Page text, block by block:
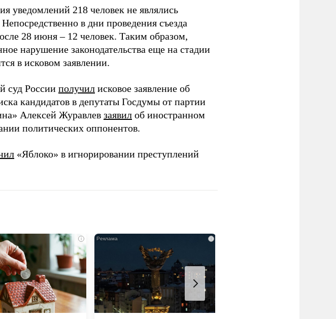
уведомлений 218 человек не являлись
в дни проведения съезда
28 июня – 12 человек. Таким образом,
нарушение законодательства еще на стадии
в исковом заявлении.
суд России получил исковое заявление об
кандидатов в депутаты Госдумы от партии
Алексей Журавлев заявил об иностранном
политических оппонентов.
«Яблоко» в игнорировании преступлений
i i